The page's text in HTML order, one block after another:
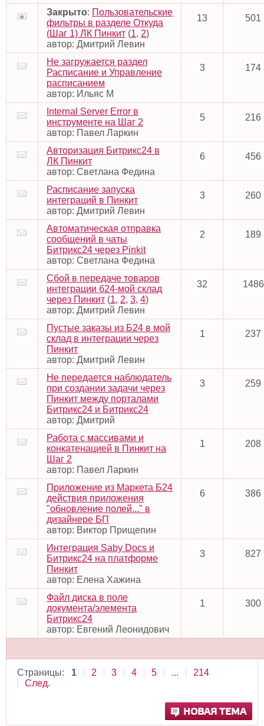
Закрыто: Пользовательские
фильтры в разделе Откуда
(Шаг 1) ЛК Пинкит (1, 2)
автор: Дмитрий Левин
13 501
Не загружается раздел
Расписание и Управление
расписанием
автор: Ильяс М
3 174
Internal Server Error в
инструменте на Шаг 2
автор: Павел Ларкин
5 216
Авторизация Битрикс24 в
ЛК Пинкит
автор: Светлана Федина
6 456
Расписание запуска
интеграций в Пинкит
автор: Дмитрий Левин
3 260
Автоматическая отправка
сообщений в чаты
Битрикс24 через Pinkit
автор: Светлана Федина
2 189
Сбой в передаче товаров
интеграции б24-мой склад
через Пинкит (1, 2, 3, 4)
автор: Дмитрий Левин
32 1486
Пустые заказы из Б24 в мой
склад в интеграции через
Пинкит
автор: Дмитрий Левин
1 237
Не передается наблюдатель
при создании задачи через
Пинкит между порталами
Битрикс24 и Битрикс24
автор: Дмитрий
3 259
Работа с массивами и
конкатенацией в Пинкит на
Шаг 2
автор: Павел Ларкин
1 208
Приложение из Маркета Б24
действия приложения
"обновление полей..." в
дизайнере БП
автор: Виктор Прищепин
6 386
Интеграция Saby Docs и
Битрикс24 на платформе
Пинкит
автор: Елена Хажина
3 827
Файл диска в поле
документа/элемента
Битрикс24
автор: Евгений Леонидович
1 300
Страницы: 1 2 3 4 5 ...
214
След.
НОВАЯ ТЕМА